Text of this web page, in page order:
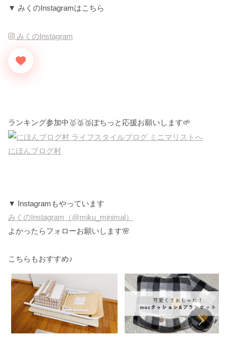
▼ みくのInstagramはこちら
みくのInstagram
ランキング参加中🥇🥈🥉ぽちっと応援お願いします🌱
にほんブログ村
▼ Instagramもやっています
みくのInstagram（@miku_minimal）
よかったらフォローお願いします🌸
こちらもおすすめ♪